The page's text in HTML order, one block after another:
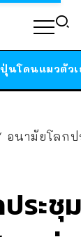
อนามัยโลกประชุมฉุกเฉิน “ฝีดาษลิง
ระชุ